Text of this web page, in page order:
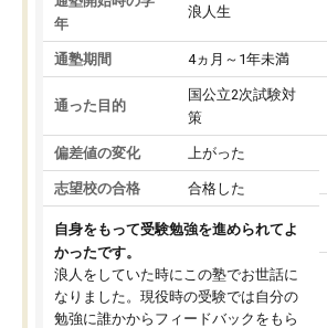
年
浪人生
通塾期間 4ヵ月～1年未満
通った目的
国公立2次試験対
策
偏差値の変化 上がった
志望校の合格 合格した
自身をもって受験勉強を進められてよ
かったです。
浪人をしていた時にこの塾でお世話に
なりました。現役時の受験では自分の
勉強に誰かからフィードバックをもら